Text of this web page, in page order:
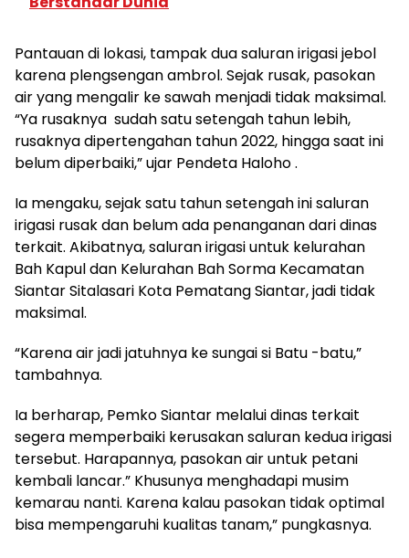
Pantauan di lokasi, tampak dua saluran irigasi jebol
karena plengsengan ambrol. Sejak rusak, pasokan
air yang mengalir ke sawah menjadi tidak maksimal.
“Ya rusaknya sudah satu setengah tahun lebih,
rusaknya dipertengahan tahun 2022, hingga saat ini
belum diperbaiki,” ujar Pendeta Haloho .
Ia mengaku, sejak satu tahun setengah ini saluran
irigasi rusak dan belum ada penanganan dari dinas
terkait. Akibatnya, saluran irigasi untuk kelurahan
Bah Kapul dan Kelurahan Bah Sorma Kecamatan
Siantar Sitalasari Kota Pematang Siantar, jadi tidak
maksimal.
“Karena air jadi jatuhnya ke sungai si Batu -batu,”
tambahnya.
Ia berharap, Pemko Siantar melalui dinas terkait
segera memperbaiki kerusakan saluran kedua irigasi
tersebut. Harapannya, pasokan air untuk petani
kembali lancar.” Khusunya menghadapi musim
kemarau nanti. Karena kalau pasokan tidak optimal
bisa mempengaruhi kualitas tanam,” pungkasnya.